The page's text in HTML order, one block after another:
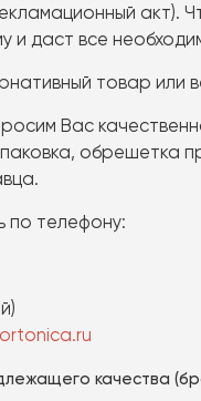
акт).
даст все
товар или
Вас
обрешетка
по телефону:
качества